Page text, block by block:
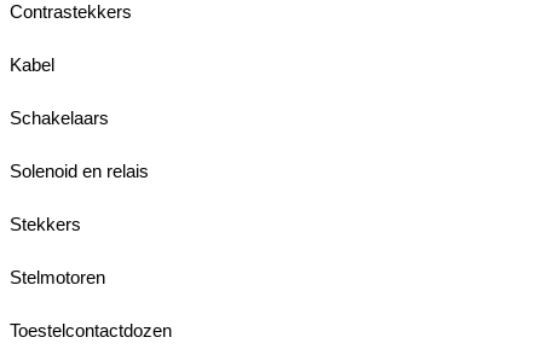
Contrastekkers
Kabel
Schakelaars
Solenoid en relais
Stekkers
Stelmotoren
Toestelcontactdozen